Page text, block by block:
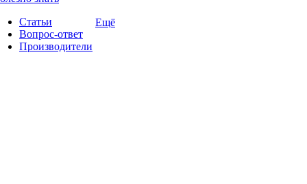
Статьи
Вопрос-ответ
Производители
Ещё